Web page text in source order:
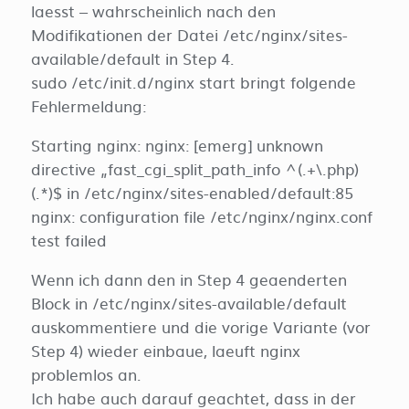
laesst – wahrscheinlich nach den
Modifikationen der Datei /etc/nginx/sites-
available/default in Step 4.
sudo /etc/init.d/nginx start bringt folgende
Fehlermeldung:
Starting nginx: nginx: [emerg] unknown
directive „fast_cgi_split_path_info ^(.+\.php)
(.*)$ in /etc/nginx/sites-enabled/default:85
nginx: configuration file /etc/nginx/nginx.conf
test failed
Wenn ich dann den in Step 4 geaenderten
Block in /etc/nginx/sites-available/default
auskommentiere und die vorige Variante (vor
Step 4) wieder einbaue, laeuft nginx
problemlos an.
Ich habe auch darauf geachtet, dass in der